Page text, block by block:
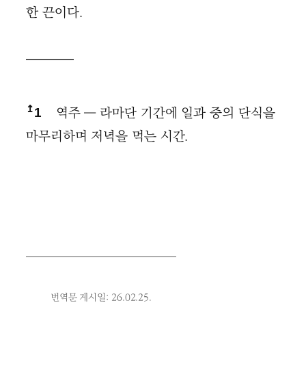
한 끈이다.
↥1
역주 ― 라마단 기간에 일과 중의 단식을
마무리하며 저녁을 먹는 시간.
번역문 게시일: 26.02.25.